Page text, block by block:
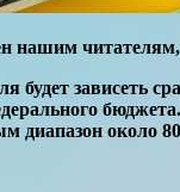
нашим
будет
диапазон около